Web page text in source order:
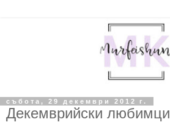
събота, 29 декември 2012 г.
Декемврийски любимци